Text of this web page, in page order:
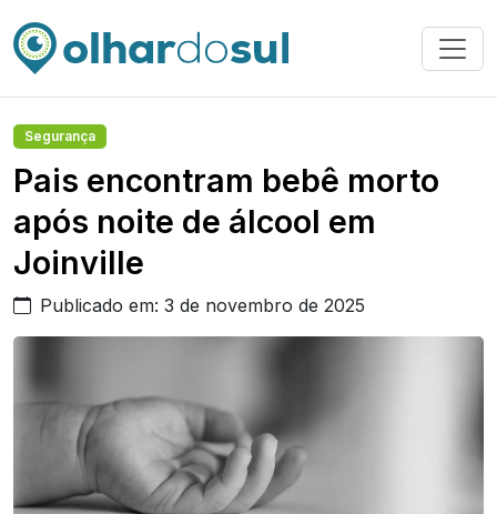
Segurança
Pais encontram bebê morto
após noite de álcool em
Joinville
Publicado em: 3 de novembro de 2025